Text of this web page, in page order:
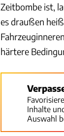
Zeitbombe ist,
es draußen
härtere
Inhalte
Auswahl